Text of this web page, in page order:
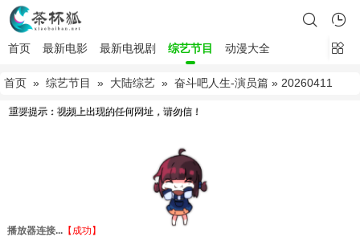
首页 最新电影 最新电视剧 综艺节目 动漫大全
首页 » 综艺节目 » 大陆综艺 » 奋斗吧人生-演员篇 » 20260411